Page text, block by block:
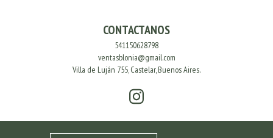
CONTACTANOS
541150628798
ventasblonia@gmail.com
Villa de Luján 755, Castelar, Buenos Aires.